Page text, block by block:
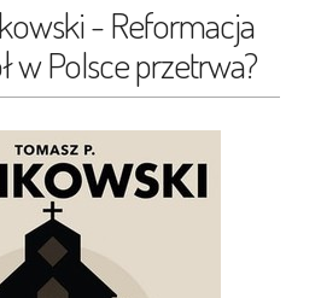
- Reformacja
w Polsce przetrwa?